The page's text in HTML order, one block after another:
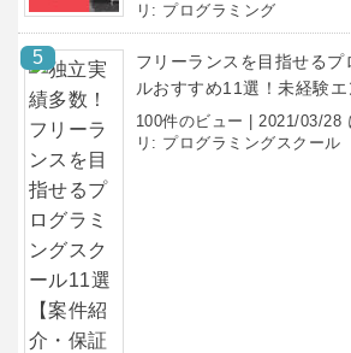
リ: プログラミング
フリーランスを目指せる
ルおすすめ11選！未経験
100件のビュー |2021/03/28
リ: プログラミングスクール